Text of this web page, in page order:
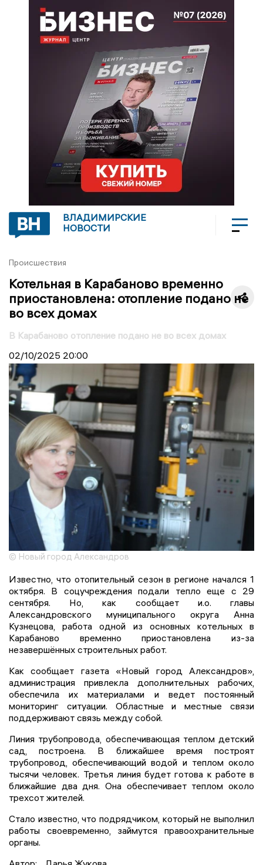
ВЛАДИМИРСКИЕ
НОВОСТИ
Происшествия
Котельная в Карабаново временно
приостановлена: отопление подано не
во всех домах
В Карабаново отопление подано не во всех домах
02/10/2025 20:00
© Новый город Александров
Известно, что отопительный сезон в регионе начался 1
октября. В соцучреждения подали тепло еще с 29
сентября. Но, как сообщает и.о. главы
Александровского муниципального округа Анна
Кузнецова, работа одной из основных котельных в
Карабаново временно приостановлена из-за
незавершённых строительных работ.
Как сообщает газета «Новый город Александров»,
администрация привлекла дополнительных рабочих,
обеспечила их материалами и ведет постоянный
мониторинг ситуации. Областные и местные связи
поддерживают связь между собой.
Линия трубопровода, обеспечивающая теплом детский
сад, построена. В ближайшее время построят
трубопровод, обеспечивающий водой и теплом около
тысячи человек. Третья линия будет готова к работе в
ближайшие два дня. Она обеспечивает теплом около
трехсот жителей.
Стало известно, что подрядчиком, который не выполнил
работы своевременно, займутся правоохранительные
органы.